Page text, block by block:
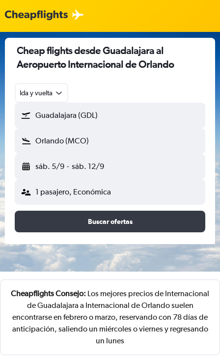
Cheap flights desde Guadalajara al
Aeropuerto Internacional de Orlando
Ida y vuelta
Guadalajara (GDL)
Orlando (MCO)
sáb. 5/9 - sáb. 12/9
1 pasajero, Económica
Buscar ofertas
Cheapflights Consejo: Los mejores precios de Internacional
de Guadalajara a Internacional de Orlando suelen
encontrarse en febrero o marzo, reservando con 78 días de
anticipación, saliendo un miércoles o viernes y regresando
un lunes